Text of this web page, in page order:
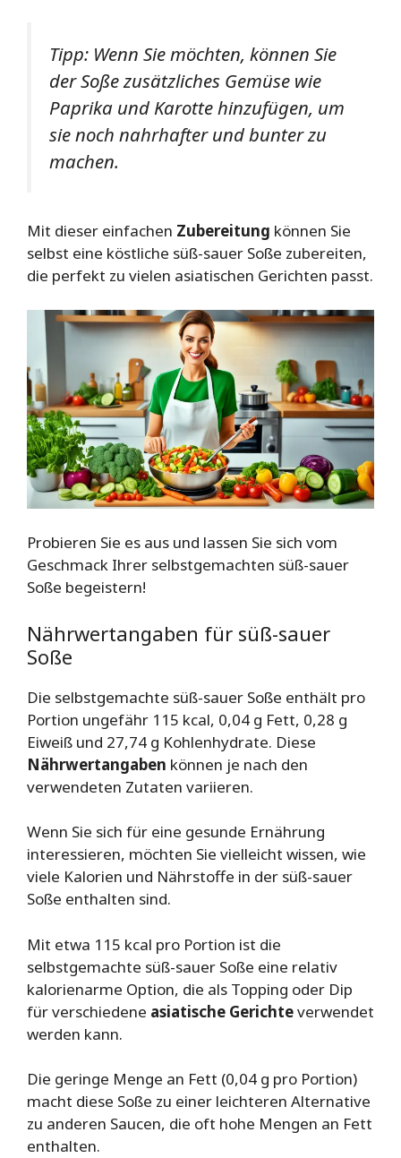
Tipp: Wenn Sie möchten, können Sie
der Soße zusätzliches Gemüse wie
Paprika und Karotte hinzufügen, um
sie noch nahrhafter und bunter zu
machen.
Mit dieser einfachen Zubereitung können Sie
selbst eine köstliche süß-sauer Soße zubereiten,
die perfekt zu vielen asiatischen Gerichten passt.
Probieren Sie es aus und lassen Sie sich vom
Geschmack Ihrer selbstgemachten süß-sauer
Soße begeistern!
Nährwertangaben für süß-sauer
Soße
Die selbstgemachte süß-sauer Soße enthält pro
Portion ungefähr 115 kcal, 0,04 g Fett, 0,28 g
Eiweiß und 27,74 g Kohlenhydrate. Diese
Nährwertangaben können je nach den
verwendeten Zutaten variieren.
Wenn Sie sich für eine gesunde Ernährung
interessieren, möchten Sie vielleicht wissen, wie
viele Kalorien und Nährstoffe in der süß-sauer
Soße enthalten sind.
Mit etwa 115 kcal pro Portion ist die
selbstgemachte süß-sauer Soße eine relativ
kalorienarme Option, die als Topping oder Dip
für verschiedene asiatische Gerichteverwendet
werden kann.
Die geringe Menge an Fett (0,04 g pro Portion)
macht diese Soße zu einer leichteren Alternative
zu anderen Saucen, die oft hohe Mengen an Fett
enthalten.